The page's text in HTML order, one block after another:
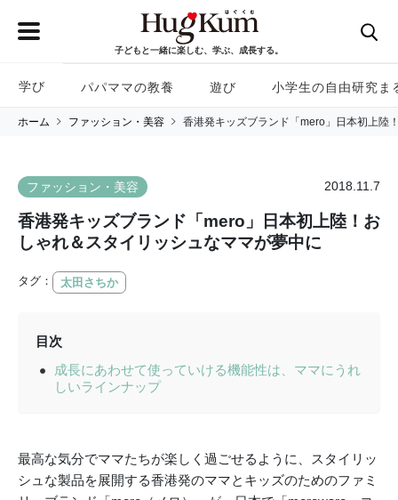
子どもと一緒に楽しむ、学ぶ、成長する。
学び パパママの教養 遊び 小学生の自由研究ま
ホーム ファッション・美容 香港発キッズブランド「mero」日本初上陸
ファッション・美容 2018.11.7
香港発キッズブランド「mero」日本初上陸！お
しゃれ＆スタイリッシュなママが夢中に
タグ： 太田さちか
目次
成長にあわせて使っていける機能性は、ママにうれ
しいラインナップ
最高な気分でママたちが楽しく過ごせるように、スタイリッ
シュな製品を展開する香港発のママとキッズのためのファミ